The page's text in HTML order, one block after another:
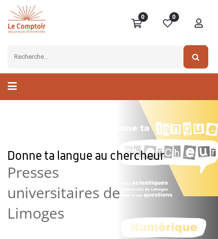
0 0
Donne ta langue au chercheur
Presses
universitaires de
Limoges